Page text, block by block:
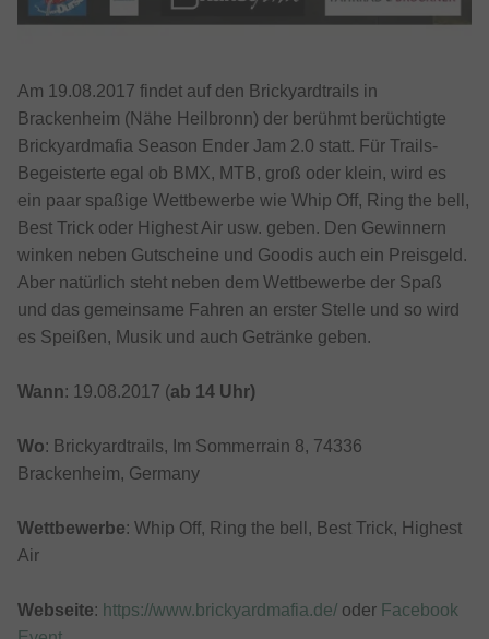
Am 19.08.2017 findet auf den Brickyardtrails in
Brackenheim (Nähe Heilbronn) der berühmt berüchtigte
Brickyardmafia Season Ender Jam 2.0 statt. Für Trails-
Begeisterte egal ob BMX, MTB, groß oder klein, wird es
ein paar spaßige Wettbewerbe wie Whip Off, Ring the bell,
Best Trick oder Highest Air usw. geben. Den Gewinnern
winken neben Gutscheine und Goodis auch ein Preisgeld.
Aber natürlich steht neben dem Wettbewerbe der Spaß
und das gemeinsame Fahren an erster Stelle und so wird
es Speißen, Musik und auch Getränke geben.
Wann: 19.08.2017 (ab 14 Uhr)
Wo: Brickyardtrails, Im Sommerrain 8, 74336
Brackenheim, Germany
Wettbewerbe: Whip Off, Ring the bell, Best Trick, Highest
Air
Webseite: https://www.brickyardmafia.de/ oder Facebook